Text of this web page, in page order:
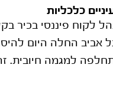
כלכליות
לקוח פיננסי בכיר
אביב החלה היום
למגמה חיובית.
עמוק שעושים המשק�